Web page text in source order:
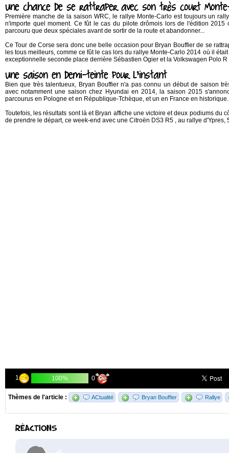
Une chance de se rattraper avec son très court
Première manche de la saison WRC, le rallye Monte-Carlo est toujours un
n'importe quel moment. Ce fût le cas du pilote drômois lors de l'édition
parcouru que deux spéciales avant de sortir de la route et abandonner...
Ce Tour de Corse sera donc une belle occasion pour Bryan Bouffier de se
les tous meilleurs, comme ce fût le cas lors du rallye Monte-Carlo 2014 où il
exceptionnelle seconde place derrière Sébastien Ogier et la Volkswagen Polo R
Une saison en demi-teinte pour l'instant
Bien que très talentueux, Bryan Bouffier n'a pas connu un début de saison
avec notamment une saison chez Hyundai en 2014, la saison 2015
parcourus en Pologne et en République-Tchèque, et un en France en historique.
Toutefois, les résultats sont là et Bryan affiche une victoire et deux podiums du
de prendre le départ, ce week-end avec une Citroën DS3 R5 , au rallye
1 100% 0
Thèmes de l'article : ACtualité Bryan Bouffier Rallye
RÉACTIONS